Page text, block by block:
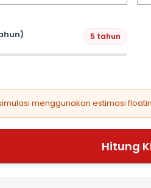
5 tahun
menggunakan estimasi
Hitung